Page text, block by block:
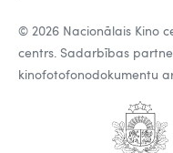
© 2026 Nacionālais Kino
centrs. Sadarbības
kinofotofonodokumentu